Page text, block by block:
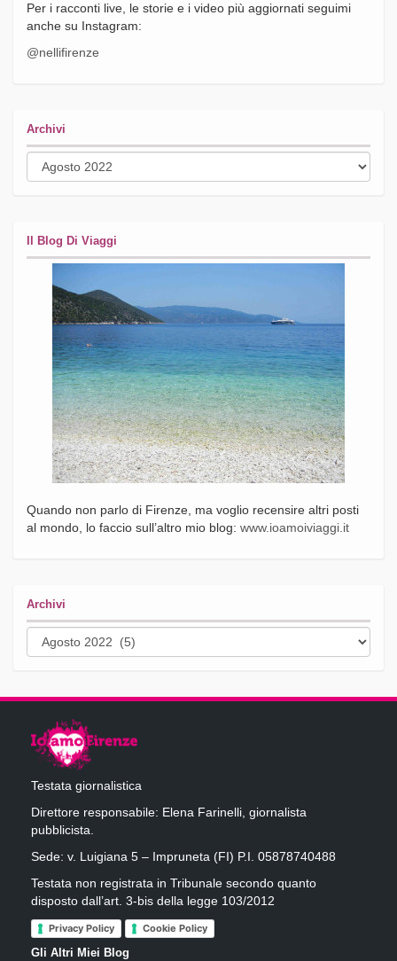
Per i racconti live, le storie e i video più aggiornati seguimi
anche su Instagram:
@nellifirenze
Archivi
Archivi
Il Blog Di Viaggi
Quando non parlo di Firenze, ma voglio recensire altri posti
al mondo, lo faccio sull’altro mio blog: www.ioamoiviaggi.it
Archivi
Archivi
Testata giornalistica
Direttore responsabile: Elena Farinelli, giornalista
pubblicista.
Sede: v. Luigiana 5 – Impruneta (FI) P.I. 05878740488
Testata non registrata in Tribunale secondo quanto
disposto dall’art. 3-bis della legge 103/2012
Privacy Policy Cookie Policy
Gli Altri Miei Blog